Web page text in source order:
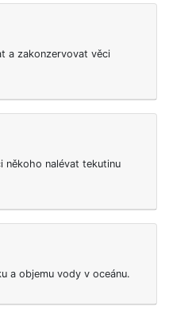
a zakonzervovat věci
někoho nalévat tekutinu
a objemu vody v oceánu.